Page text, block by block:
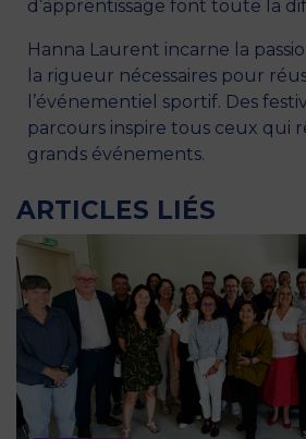
d’apprentissage font toute la
Hanna Laurent incarne la
la rigueur nécessaires pour
l’événementiel sportif. Des
parcours inspire tous ceux qui
grands événements.
ARTICLES LIÉS